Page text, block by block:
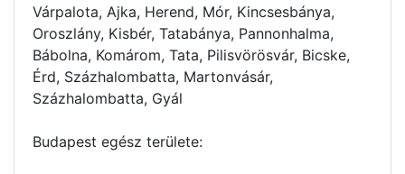
Várpalota, Ajka, Herend, Mór, Kincsesbánya,
Oroszlány, Kisbér, Tatabánya, Pannonhalma,
Bábolna, Komárom, Tata, Pilisvörösvár, Bicske,
Érd, Százhalombatta, Martonvásár,
Százhalombatta, Gyál
Budapest egész területe: